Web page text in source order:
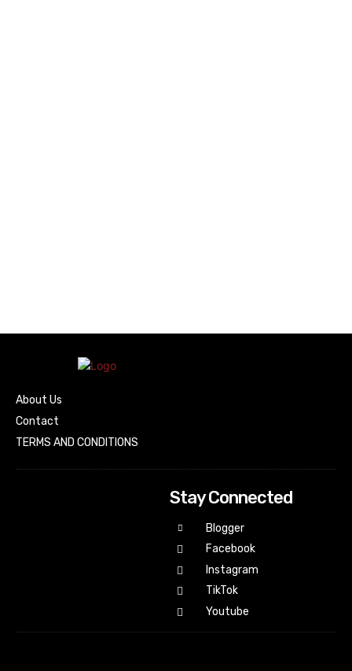
About Us
Contact
TERMS AND CONDITIONS
Stay Connected
Blogger
Facebook
Instagram
TikTok
Youtube